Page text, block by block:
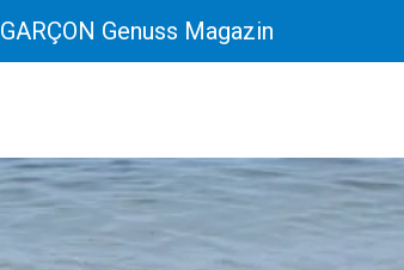
GARÇON Genuss Magazin